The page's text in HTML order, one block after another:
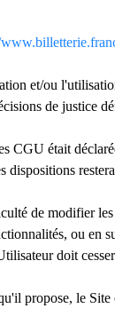
et/ou
de justice
CGU était
dispositions
de modifier
ou en
doit
propose, le